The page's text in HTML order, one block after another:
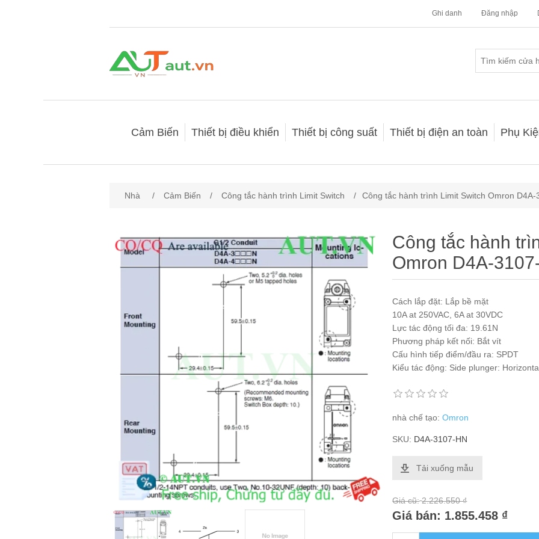
Ghi danh Đăng nhập
Cảm Biến Thiết bị điều khiển Thiết bị công suất Thiết bị điện an toàn Phụ
Nhà / Cảm Biến / Công tắc hành trình Limit Switch / Công tắc hành trình Limit Switch Omron D4A-
Công tắc hành
Omron D4A-
Cách lắp đặt: Lắp bề mặt
10A at 250VAC, 6A at 30VDC
Lực tác động tối đa: 19.61N
Phương pháp kết nối: Bắt vít
Cấu hình tiếp điểm/đầu ra: SPDT
Kiểu tác động: Side plunger:
nhà chế tạo: Omron
SKU: D4A-3107-HN
Tải xuống mẫu
Giá cũ: 2.226.550 ₫
Giá bán: 1.855.458 ₫